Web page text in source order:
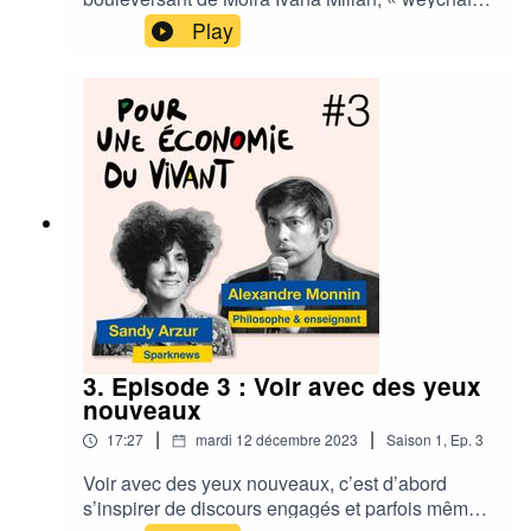
» militante du peuple Mapuche, peuple victime
de « terricide », soit l’expropriation de leurs
Comment accepter ses émotions et en faire une
force ? Comment ne pas se sentir simplement
démuni.e face à un combat qui peut nous
sembler si loin ? Comment collectivement
devenir de bons ancêtres ? C’est ce que vous
allez découvrir dans cet épisode.
Play
3. Episode 3 : Voir avec des yeux
nouveaux
17:27 | mardi 12 décembre 2023 | Saison 1, Ep. 3
Voir avec des yeux nouveaux, c’est d’abord
s’inspirer de discours engagés et parfois même